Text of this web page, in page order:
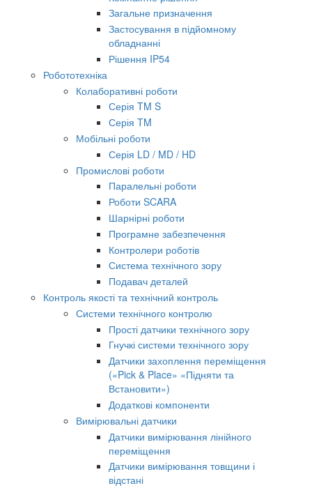
Загальне призначення
Застосування в підйомному
обладнанні
Рішення IP54
Робототехніка
Колаборативні роботи
Серія TM S
Серія TM
Мобільні роботи
Серія LD / MD / HD
Промислові роботи
Паралельні роботи
Роботи SCARA
Шарнірні роботи
Програмне забезпечення
Контролери роботів
Система технічного зору
Подавач деталей
Контроль якості та технічний контроль
Системи технічного контролю
Прості датчики технічного зору
Гнучкі системи технічного зору
Датчики захоплення переміщення
(«Pick & Place» «Підняти та
Встановити»)
Додаткові компоненти
Вимірювальні датчики
Датчики вимірювання лінійного
переміщення
Датчики вимірювання товщини і
відстані